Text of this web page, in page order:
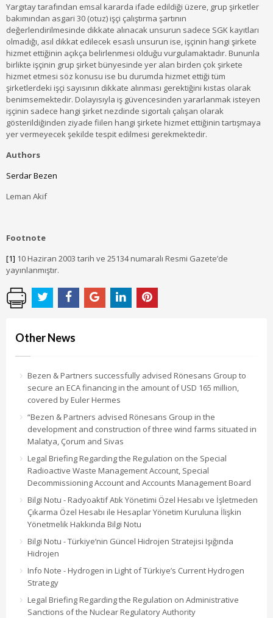
Yargıtay tarafından emsal kararda ifade edildiği üzere, grup şirketler
bakımından asgari 30 (otuz) işçi çalıştırma şartının
değerlendirilmesinde dikkate alınacak unsurun sadece SGK kayıtları
olmadığı, asıl dikkat edilecek esaslı unsurun ise, işçinin hangi şirkete
hizmet ettiğinin açıkça belirlenmesi olduğu vurgulamaktadır. Bununla
birlikte işçinin grup şirket bünyesinde yer alan birden çok şirkete
hizmet etmesi söz konusu ise bu durumda hizmet ettiği tüm
şirketlerdeki işçi sayısının dikkate alınması gerektiğini kıstas olarak
benimsemektedir. Dolayısıyla iş güvencesinden yararlanmak isteyen
işçinin sadece hangi şirket nezdinde sigortalı çalışan olarak
gösterildiğinden ziyade fiilen hangi şirkete hizmet ettiğinin tartışmaya
yer vermeyecek şekilde tespit edilmesi gerekmektedir.
Authors
Serdar Bezen
Leman Akif
Footnote
[1] 10 Haziran 2003 tarih ve 25134 numaralı Resmi Gazete’de
yayınlanmıştır.
Other News
Bezen & Partners successfully advised Rönesans Group to
secure an ECA financing in the amount of USD 165 million,
covered by Euler Hermes
“Bezen & Partners advised Rönesans Group in the
development and construction of three wind farms situated in
Malatya, Çorum and Sivas
Legal Briefing Regarding the Regulation on the Special
Radioactive Waste Management Account, Special
Decommissioning Account and Accounts Management Board
Bilgi Notu - Radyoaktif Atık Yönetimi Özel Hesabı ve İşletmeden
Çıkarma Özel Hesabı ile Hesaplar Yönetim Kuruluna İlişkin
Yönetmelik Hakkında Bilgi Notu
Bilgi Notu - Türkiye’nin Güncel Hidrojen Stratejisi Işığında
Hidrojen
Info Note - Hydrogen in Light of Türkiye’s Current Hydrogen
Strategy
Legal Briefing Regarding the Regulation on Administrative
Sanctions of the Nuclear Regulatory Authority